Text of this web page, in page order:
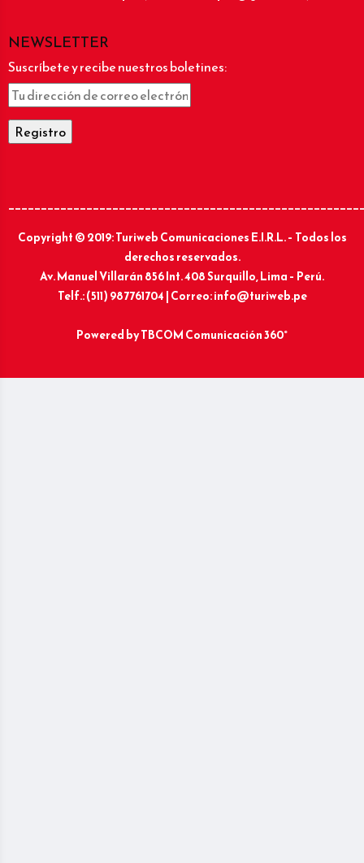
NEWSLETTER
Suscríbete y recibe nuestros boletines:
Copyright © 2019: Turiweb Comunicaciones E.I.R.L. – Todos los
derechos reservados.
Av. Manuel Villarán 856 Int. 408 Surquillo, Lima – Perú.
Telf.: (511) 987761704 | Correo: info@turiweb.pe
Powered byTBCOM Comunicación 360°